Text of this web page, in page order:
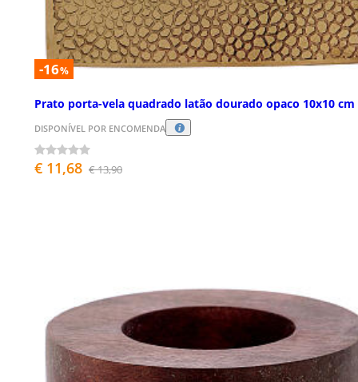
-16%
Prato porta-vela quadrado latão dourado opaco 10x10 cm
DISPONÍVEL POR ENCOMENDA
€ 11,68 € 13,90